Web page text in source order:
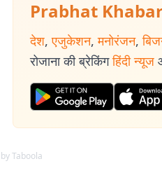
Prabhat
देश, एजुकेशन, मनोरंजन,
रोजाना की ब्रेकिंग हिंदी न्यूज
by Taboola